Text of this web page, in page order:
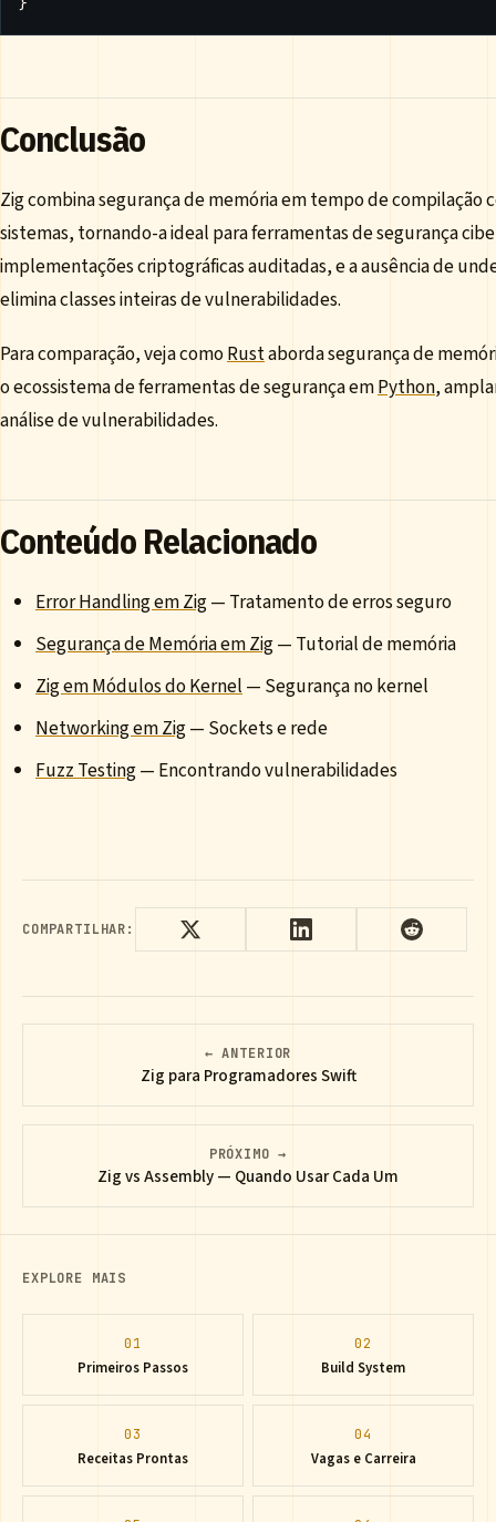
Conclusão
Zig combina segurança de memória em tempo de
sistemas, tornando-a ideal para ferramentas de segurança
implementações criptográficas auditadas, e a ausência de
elimina classes inteiras de vulnerabilidades.
Para comparação, veja comoRustaborda segurança de
o ecossistema de ferramentas de segurança emPython,
análise de vulnerabilidades.
Conteúdo Relacionado
Error Handling em Zig— Tratamento de erros seguro
Segurança de Memória em Zig— Tutorial de memória
Zig em Módulos do Kernel— Segurança no kernel
Networking em Zig— Sockets e rede
Fuzz Testing— Encontrando vulnerabilidades
COMPARTILHAR:
← ANTERIOR
Zig para Programadores Swift
PRÓXIMO →
Zig vs Assembly — Quando Usar Cada Um
EXPLORE MAIS
01
Primeiros Passos
02
Build System
03
Receitas Prontas
04
Vagas e Carreira